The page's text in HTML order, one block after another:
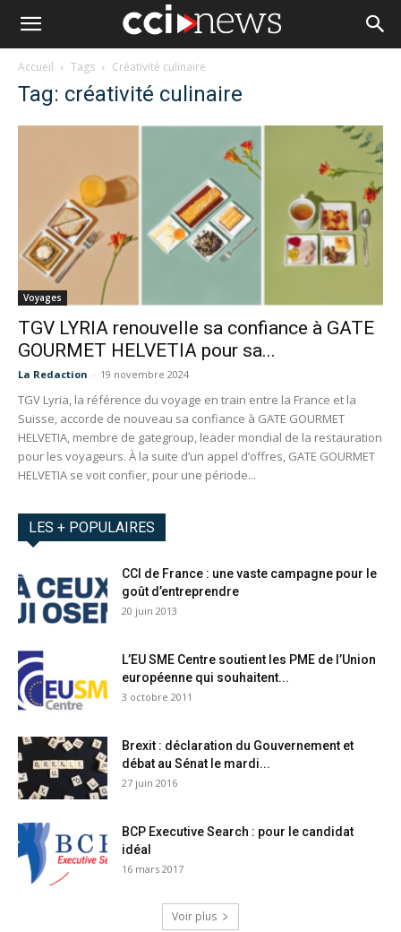
Accueil Tags Créativité culinaire
Tag: créativité culinaire
Voyages
TGV LYRIA renouvelle sa confiance à GATE
GOURMET HELVETIA pour sa...
La Redaction - 19 novembre 2024
TGV Lyria, la référence du voyage en train entre la France et la
Suisse, accorde de nouveau sa confiance à GATE GOURMET
HELVETIA, membre de gategroup, leader mondial de la restauration
pour les voyageurs. À la suite d’un appel d’offres, GATE GOURMET
HELVETIA se voit confier, pour une période...
LES + POPULAIRES
CCI de France : une vaste campagne pour le
goût d’entreprendre
20 juin 2013
L’EU SME Centre soutient les PME de l’Union
européenne qui souhaitent...
3 octobre 2011
Brexit : déclaration du Gouvernement et
débat au Sénat le mardi...
27 juin 2016
BCP Executive Search : pour le candidat
idéal
16 mars 2017
Voir plus